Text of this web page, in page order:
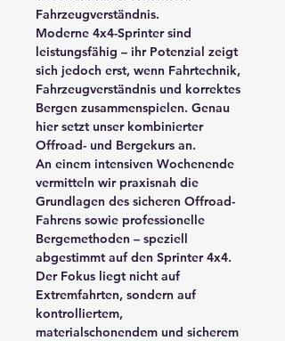
Fahrzeugverständnis.
Moderne 4x4-Sprinter sind
leistungsfähig – ihr Potenzial zeigt
sich jedoch erst, wenn Fahrtechnik,
Fahrzeugverständnis und korrektes
Bergen zusammenspielen. Genau
hier setzt unser kombinierter
Offroad- und Bergekurs an.
An einem intensiven Wochenende
vermitteln wir praxisnah die
Grundlagen des sicheren Offroad-
Fahrens sowie professionelle
Bergemethoden – speziell
abgestimmt auf den Sprinter 4x4.
Der Fokus liegt nicht auf
Extremfahrten, sondern auf
kontrolliertem,
materialschonendem und sicherem